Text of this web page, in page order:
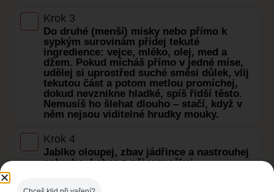
Krok 3
Do druhé (menší) misky nebo přímo k
sypkým surovinám přidej tekuté
ingredience: vejce, mléko, olej, med a
džem. Pokud mícháš přímo v jedné míse,
udělej si uprostřed suché směsi důlek, vlij
tekutou část a potom metlou promíchej,
dokud nevznikne hladké, spíš řidší těsto.
Nemusíš ho šlehat dlouho – stačí, když v
něm nejsou viditelné hrudky mouky.
Krok 4
Jablko oloupej, zbav jádřince a nastrouhej
nahrubo. Lehce z něj vymačkej